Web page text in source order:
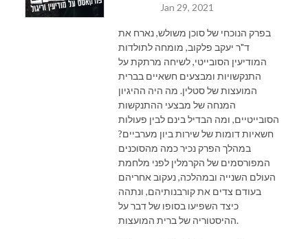
Jan 29, 2021
בפרק הנוכחי של סוכן משולש, נארח את
ד"ר יעקב פלקוב, מומחה לתולדות
המודיעין הסובייטי, לשיחה מרתקת על
התנקשויות ומבצעים חשאיים בברית
המועצות של סטלין. מה היה ההיגיון
המנחה של מבצעי ההתנקשות
הסובייטיים, ומה הבדיל בינם לבין פעולות
חשאיות דומות של שירות ביון מערביים?
במהלך הפרק נכיר כמה מהסוכנים
המפורסמים של הקרמלין לפני מלחמת
העולם השנייה ובמהלכה, נעקוב אחריהם
בעודם צדים את קורבנותיהם, ונתהה
כיצד השפיעו בסופו של דבר על
ההיסטוריה של ברית המועצות.